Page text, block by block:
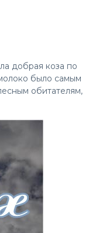
добрая коза по
было самым
обитателям,